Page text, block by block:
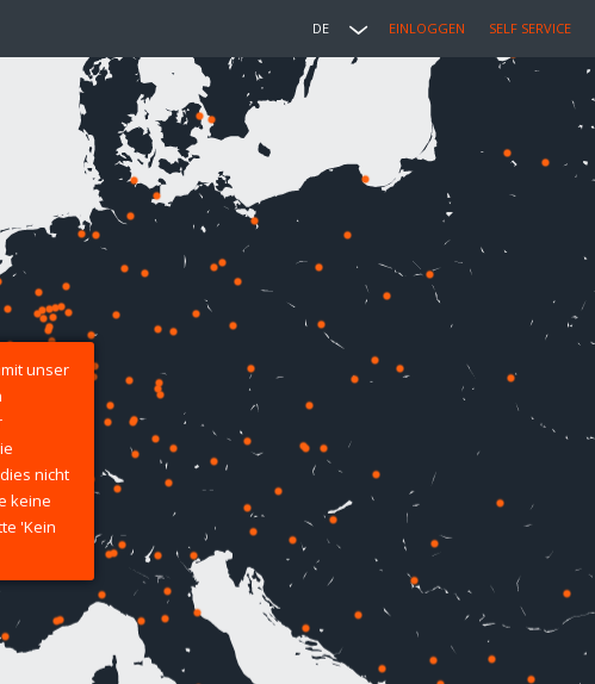
DE EINLOGGEN SELF SERVICE
unser
nicht
keine
'Kein